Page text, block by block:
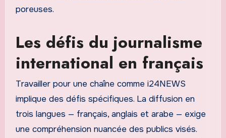
poreuses.
Les défis du journalisme
international en français
Travailler pour une chaîne comme i24NEWS
implique des défis spécifiques. La diffusion en
trois langues — français, anglais et arabe — exige
une compréhension nuancée des publics visés.